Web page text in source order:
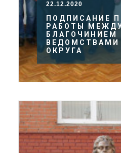
22.12.2020
ПОДПИСАНИЕ
РАБОТЫ
БЛАГОЧИНИЕМ
ОКРУГА